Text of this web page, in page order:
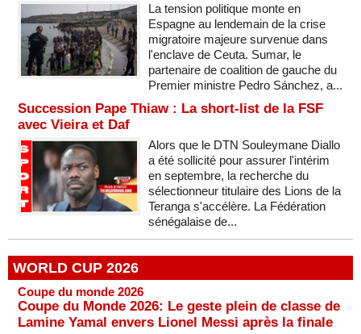
La tension politique monte en
Espagne au lendemain de la crise
migratoire majeure survenue dans
l'enclave de Ceuta. Sumar, le
partenaire de coalition de gauche du
Premier ministre Pedro Sánchez, a...
Succession Pape Thiaw : La short-list de la FSF
avec Vieira et Daf
Alors que le DTN Souleymane Diallo
a été sollicité pour assurer l'intérim
en septembre, la recherche du
sélectionneur titulaire des Lions de la
Teranga s'accélère. La Fédération
sénégalaise de...
WORLD CUP 2026
Coupe du monde 2026
Coupe du Monde 2026: Le geste plein de classe de
Lamine Yamal envers Lionel Messi après la finale